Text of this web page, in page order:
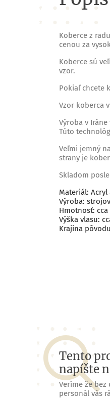
Koberce z
cenou za
Koberce sú
vzor.
Pokiaľ chcete
Vzor koberca
Výroba v
Túto
Veľmi jemný
strany je
Skladom
Materiál:
Výroba:
Hmotnosť:
Výška vlasu:
Krajina
Tento
napíšte
Veríme že
personál vás